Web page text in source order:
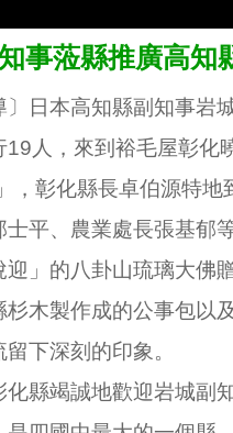
事蒞縣推廣高知
〕日本高知縣副知事岩
19人，來到裕毛屋彰化
，彰化縣長卓伯源特地
平、農業處長張基郁
」的八卦山琉璃大佛
木製作成的公事包以
下深刻的印象。
縣竭誠地歡迎岩城副